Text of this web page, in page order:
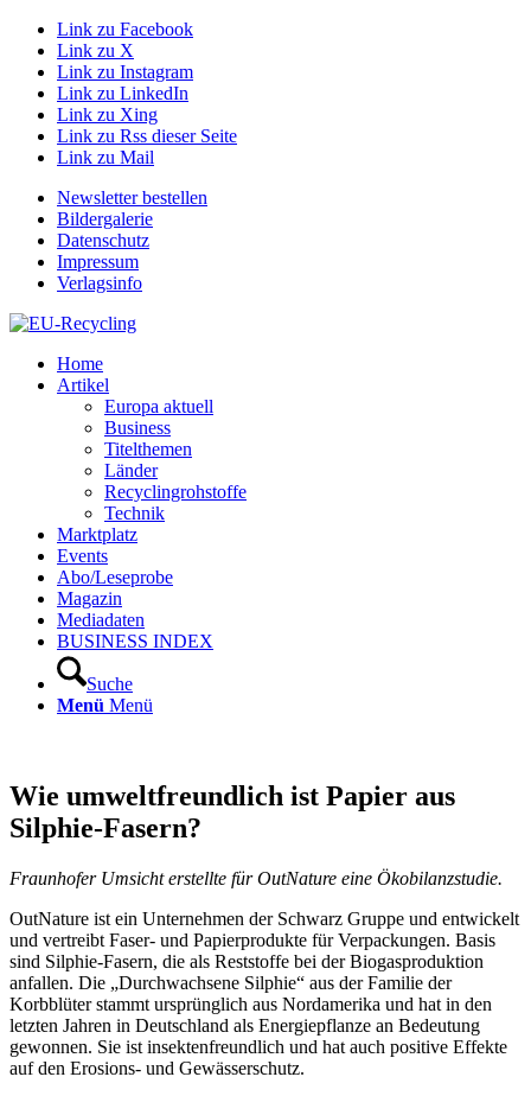
Link zu Facebook
Link zu X
Link zu Instagram
Link zu LinkedIn
Link zu Xing
Link zu Rss dieser Seite
Link zu Mail
Newsletter bestellen
Bildergalerie
Datenschutz
Impressum
Verlagsinfo
Home
Artikel
Europa aktuell
Business
Titelthemen
Länder
Recyclingrohstoffe
Technik
Marktplatz
Events
Abo/Leseprobe
Magazin
Mediadaten
BUSINESS INDEX
Suche
Menü Menü
Wie umweltfreundlich ist Papier aus
Silphie-Fasern?
Fraunhofer Umsicht erstellte für OutNature eine Ökobilanzstudie.
OutNature ist ein Unternehmen der Schwarz Gruppe und entwickelt
und vertreibt Faser- und Papierprodukte für Verpackungen. Basis
sind Silphie-Fasern, die als Reststoffe bei der Biogasproduktion
anfallen. Die „Durchwachsene Silphie“ aus der Familie der
Korbblüter stammt ursprünglich aus Nordamerika und hat in den
letzten Jahren in Deutschland als Energiepflanze an Bedeutung
gewonnen. Sie ist insektenfreundlich und hat auch positive Effekte
auf den Erosions- und Gewässerschutz.